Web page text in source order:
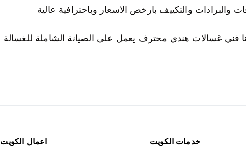
فني غسالات هندي محترف يعمل على الصيانة الشاملة للغسالة
خدمات الكويت اعمال الكويت